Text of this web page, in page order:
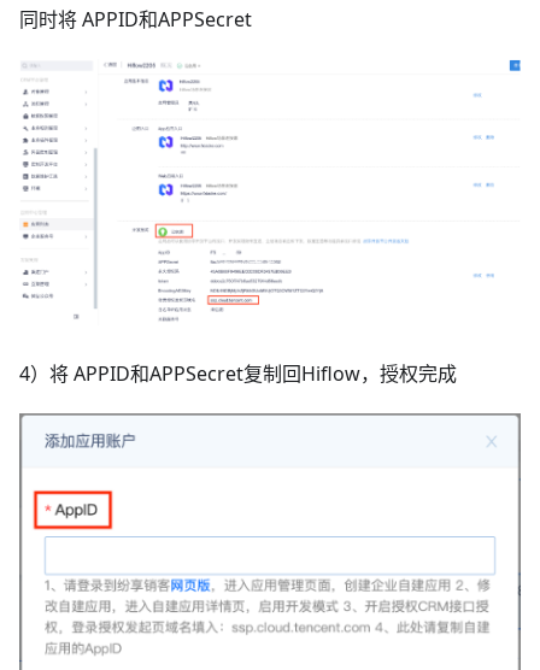
同时将 APPID和APPSecret
4）将 APPID和APPSecret复制回Hiflow，授权完成